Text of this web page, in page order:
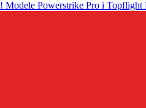
! Modele Powerstrike Pro i Topflight